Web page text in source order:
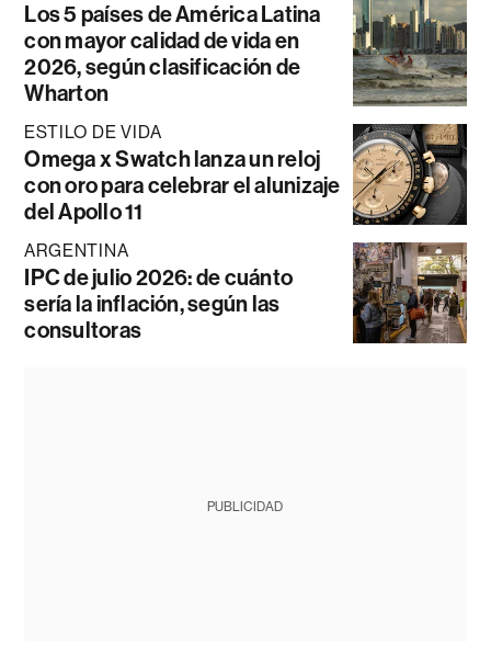
Los 5 países de América Latina
con mayor calidad de vida en
2026, según clasificación de
Wharton
ESTILO DE VIDA
Omega x Swatch lanza un reloj
con oro para celebrar el alunizaje
del Apollo 11
ARGENTINA
IPC de julio 2026: de cuánto
sería la inflación, según las
consultoras
PUBLICIDAD